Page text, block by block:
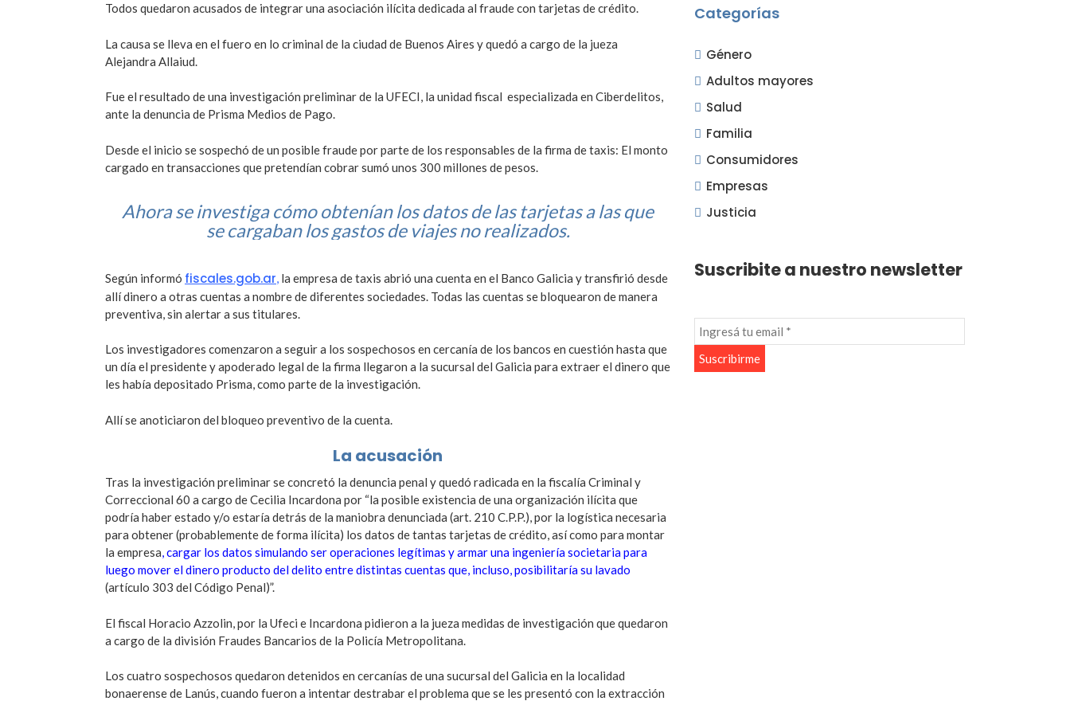
Todos quedaron acusados de integrar una asociación ilícita dedicada al fraude con tarjetas de crédito.
La causa se lleva en el fuero en lo criminal de la ciudad de Buenos Aires y quedó a cargo de la jueza
Alejandra Allaiud.
Fue el resultado de una investigación preliminar de la UFECI, la unidad fiscal especializada en Ciberdelitos,
ante la denuncia de Prisma Medios de Pago.
Desde el inicio se sospechó de un posible fraude por parte de los responsables de la firma de taxis: El monto
cargado en transacciones que pretendían cobrar sumó unos 300 millones de pesos.
Ahora se investiga cómo obtenían los datos de las tarjetas a las que
se cargaban los gastos de viajes no realizados.
Según informó fiscales.gob.ar la empresa de taxis abrió una cuenta en el Banco Galicia y transfirió desde
allí dinero a otras cuentas a nombre de diferentes sociedades. Todas las cuentas se bloquearon de manera
preventiva, sin alertar a sus titulares.
Los investigadores comenzaron a seguir a los sospechosos en cercanía de los bancos en cuestión hasta que
un día el presidente y apoderado legal de la firma llegaron a la sucursal del Galicia para extraer el dinero que
les había depositado Prisma, como parte de la investigación.
Allí se anoticiaron del bloqueo preventivo de la cuenta.
La acusación
Tras la investigación preliminar se concretó la denuncia penal y quedó radicada en la fiscalía Criminal y
Correccional 60 a cargo de Cecilia Incardona por “la posible existencia de una organización ilícita que
podría haber estado y/o estaría detrás de la maniobra denunciada (art. 210 C.P.P.), por la logística necesaria
para obtener (probablemente de forma ilícita) los datos de tantas tarjetas de crédito, así como para montar
la empresa, cargar los datos simulando ser operaciones legítimas y armar una ingeniería societaria para
luego mover el dinero producto del delito entre distintas cuentas que, incluso, posibilitaría su lavado
(artículo 303 del Código Penal)”.
El fiscal Horacio Azzolin, por la Ufeci e Incardona pidieron a la jueza medidas de investigación que quedaron
a cargo de la división Fraudes Bancarios de la Policía Metropolitana.
Los cuatro sospechosos quedaron detenidos en cercanías de una sucursal del Galicia en la localidad
bonaerense de Lanús, cuando fueron a intentar destrabar el problema que se les presentó con la extracción
Categorías
Género
Adultos mayores
Salud
Familia
Consumidores
Empresas
Justicia
Suscribite a nuestro newsletter